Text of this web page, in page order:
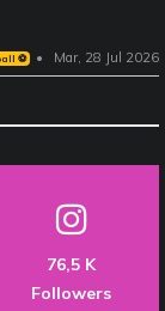
⚽️ Mar, 28 Jul 2026
76,5 K
Followers